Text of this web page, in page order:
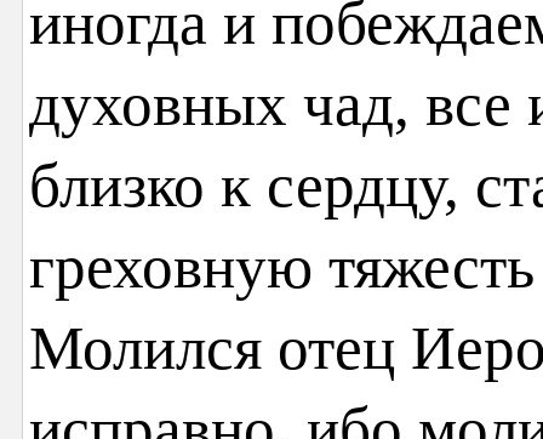
иногда и
духовных чад, все
близко к сердцу,
греховную
Молился отец